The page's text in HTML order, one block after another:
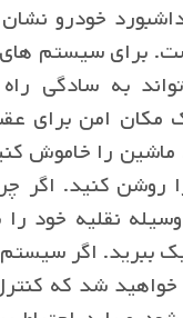
خودرو
برای سیستم
به سادگی
مکان امن برای
روشن کنید. اگر
وسیله نقلیه خود
ببرید. اگر
خواهید شد که